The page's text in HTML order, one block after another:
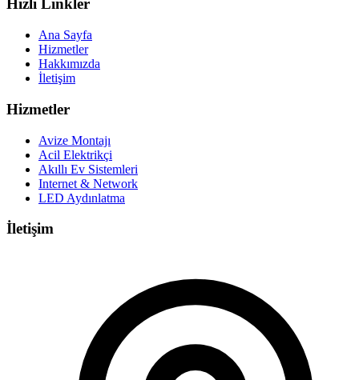
Hızlı Linkler
Ana Sayfa
Hizmetler
Hakkımızda
İletişim
Hizmetler
Avize Montajı
Acil Elektrikçi
Akıllı Ev Sistemleri
Internet & Network
LED Aydınlatma
İletişim